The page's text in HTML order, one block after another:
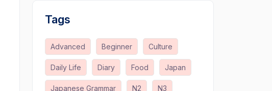
Tags
Advanced Beginner Culture
Daily Life Diary Food Japan
Japanese Grammar N2 N3